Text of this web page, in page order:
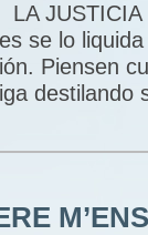
se lo
Piensen
destilando